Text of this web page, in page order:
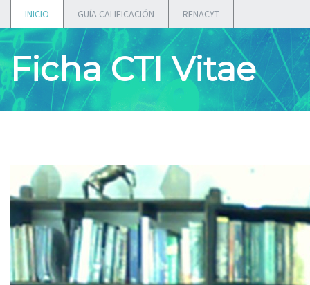
INICIO GUÍA CALIFICACIÓN RENACYT
Ficha CTI Vitae